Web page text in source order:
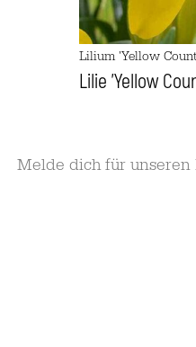
Lilium 'Yellow
Lilie 'Yellow
Melde dich für